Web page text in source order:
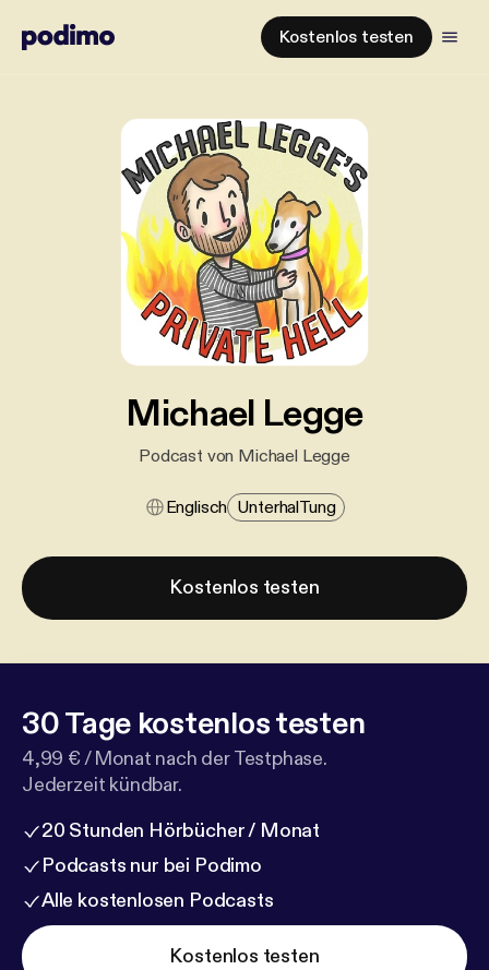
Kostenlos testen
Michael Legge
Podcast von Michael Legge
Englisch Unterhal​tung
Kostenlos testen
30 Tage kostenlos testen
4,99 € / Monat nach der Testphase.
Jederzeit kündbar.
20 Stunden Hörbücher / Monat
Podcasts nur bei Podimo
Alle kostenlosen Podcasts
Kostenlos testen